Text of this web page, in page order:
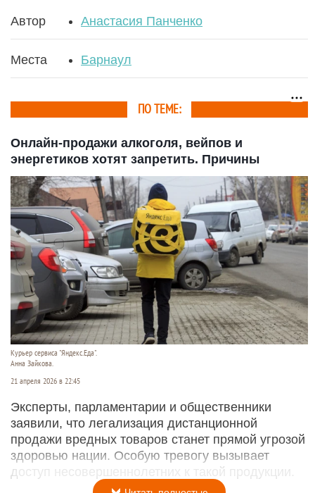
Автор Анастасия Панченко
Места Барнаул
ПО ТЕМЕ:
Онлайн-продажи алкоголя, вейпов и
энергетиков хотят запретить. Причины
Курьер сервиса "Яндекс.Еда".
Анна Зайкова.
21 апреля 2026 в 22:45
Эксперты, парламентарии и общественники
заявили, что легализация дистанционной
продажи вредных товаров станет прямой угрозой
здоровью нации. Особую тревогу вызывает
доступ несовершеннолетних к такой продукции.